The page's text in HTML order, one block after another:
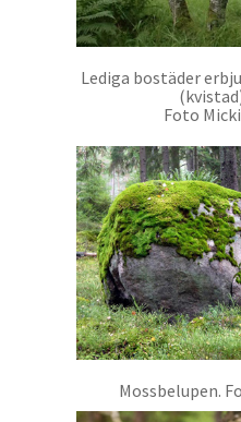
Lediga bostäder
Foto
Mossbelupen.